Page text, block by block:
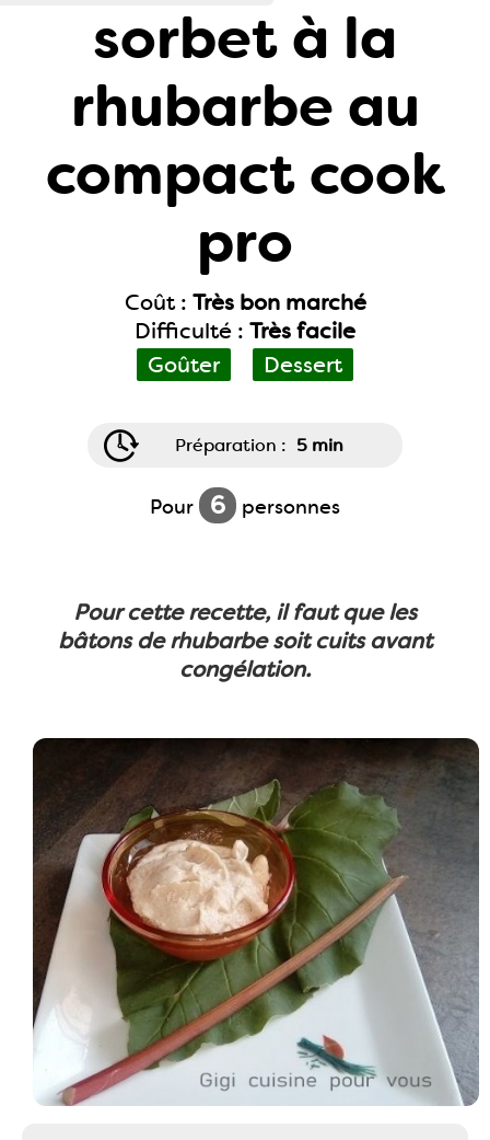
sorbet à la
rhubarbe au
compact cook
pro
Coût : Très bon marché
Difficulté : Très facile
Goûter
Dessert
Préparation : 5 min
Pour 6 personnes
Pour cette recette, il faut que les
bâtons de rhubarbe soit cuits avant
congélation.